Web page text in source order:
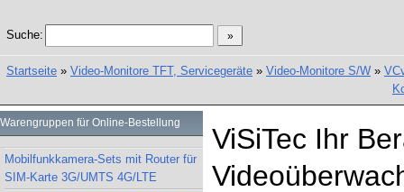
Suche:
Startseite » Video-Monitore TFT, Servicegeräte » Video-Monitore S/W »
Warengruppen für Online-Bestellung
Mobilfunkkamera-Sets mit Router für
SIM-Karte 3G/UMTS 4G/LTE
ViSiTec Ihr